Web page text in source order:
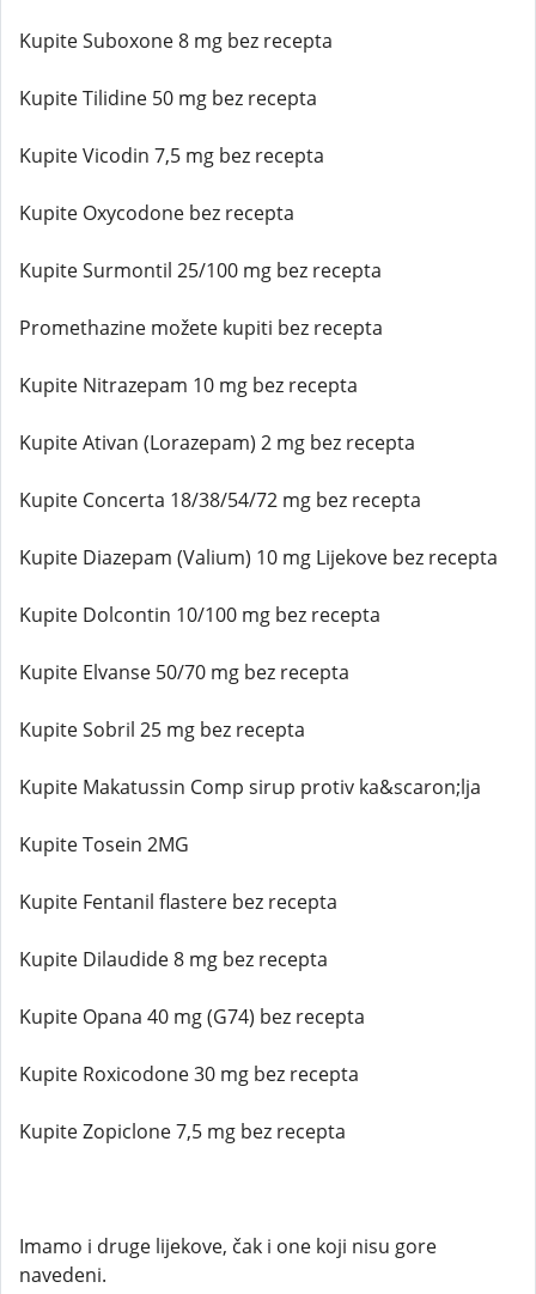
Kupite Suboxone 8 mg bez recepta
Kupite Tilidine 50 mg bez recepta
Kupite Vicodin 7,5 mg bez recepta
Kupite Oxycodone bez recepta
Kupite Surmontil 25/100 mg bez recepta
Promethazine možete kupiti bez recepta
Kupite Nitrazepam 10 mg bez recepta
Kupite Ativan (Lorazepam) 2 mg bez recepta
Kupite Concerta 18/38/54/72 mg bez recepta
Kupite Diazepam (Valium) 10 mg Lijekove bez recepta
Kupite Dolcontin 10/100 mg bez recepta
Kupite Elvanse 50/70 mg bez recepta
Kupite Sobril 25 mg bez recepta
Kupite Makatussin Comp sirup protiv ka&scaron;lja
Kupite Tosein 2MG
Kupite Fentanil flastere bez recepta
Kupite Dilaudide 8 mg bez recepta
Kupite Opana 40 mg (G74) bez recepta
Kupite Roxicodone 30 mg bez recepta
Kupite Zopiclone 7,5 mg bez recepta
Imamo i druge lijekove, čak i one koji nisu gore
navedeni.